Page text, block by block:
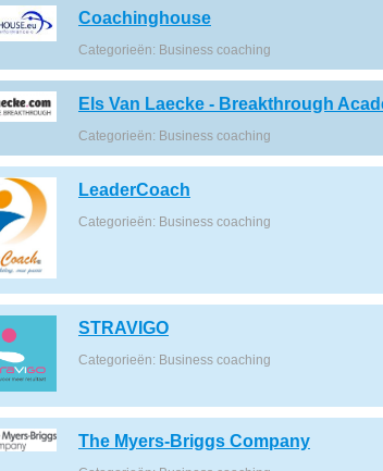
Coachinghouse
Categorieën: Business coaching
Els Van Laecke - Breakthrough
Categorieën: Business coaching
LeaderCoach
Categorieën: Business coaching
STRAVIGO
Categorieën: Business coaching
The Myers-Briggs Company